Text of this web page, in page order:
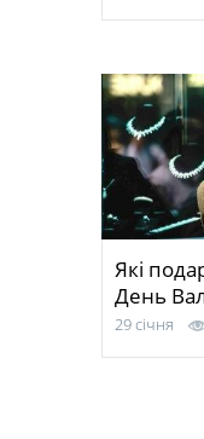
Які
День
29 січня